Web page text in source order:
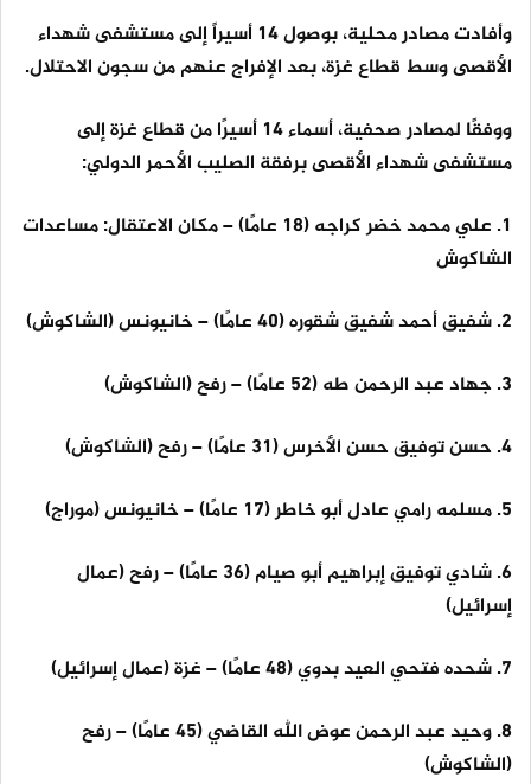
وأفادت مصادر محلية، بوصول 14 أسيراً إلى مستشفى شهداء
الأقصى وسط قطاع غزة، بعد الإفراج عنهم من سجون الاحتلال.
ووفقًا لمصادر صحفية، أسماء 14 أسيرًا من قطاع غزة إلى
مستشفى شهداء الأقصى برفقة الصليب الأحمر الدولي:
1. علي محمد خضر كراجه (18 عامًا) – مكان الاعتقال: مساعدات
الشاكوش
2. شفيق أحمد شفيق شقوره (40 عامًا) – خانيونس (الشاكوش)
3. جهاد عبد الرحمن طه (52 عامًا) – رفح (الشاكوش)
4. حسن توفيق حسن الأخرس (31 عامًا) – رفح (الشاكوش)
5. مسلمه رامي عادل أبو خاطر (17 عامًا) – خانيونس (موراج)
6. شادي توفيق إبراهيم أبو صيام (36 عامًا) – رفح (عمال
إسرائيل)
7. شحده فتحي العيد بدوي (48 عامًا) – غزة (عمال إسرائيل)
8. وحيد عبد الرحمن عوض الله القاضي (45 عامًا) – رفح
(الشاكوش)